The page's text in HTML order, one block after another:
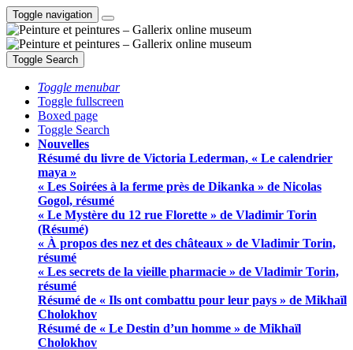
Toggle navigation
Toggle Search
Toggle menubar
Toggle fullscreen
Boxed page
Toggle Search
Nouvelles
Résumé du livre de Victoria Lederman, « Le calendrier
maya »
« Les Soirées à la ferme près de Dikanka » de Nicolas
Gogol, résumé
« Le Mystère du 12 rue Florette » de Vladimir Torin
(Résumé)
« À propos des nez et des châteaux » de Vladimir Torin,
résumé
« Les secrets de la vieille pharmacie » de Vladimir Torin,
résumé
Résumé de « Ils ont combattu pour leur pays » de Mikhaïl
Cholokhov
Résumé de « Le Destin d’un homme » de Mikhaïl
Cholokhov